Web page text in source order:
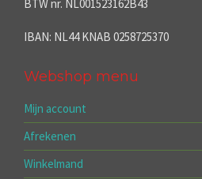
BTW nr. NL001523162B43
IBAN: NL44 KNAB 0258725370
Webshop menu
Mijn account
Afrekenen
Winkelmand